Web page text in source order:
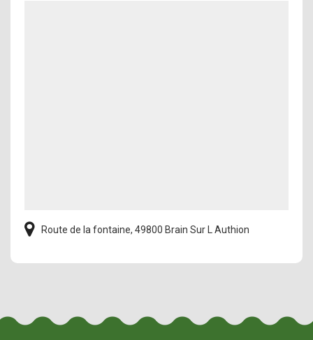
Route de la fontaine, 49800 Brain Sur L Authion